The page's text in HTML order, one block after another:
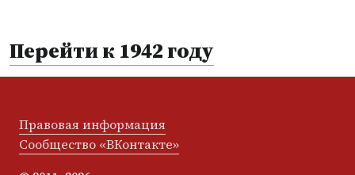
Перейти к 1942 году
Правовая информация
Сообщество «ВКонтакте»